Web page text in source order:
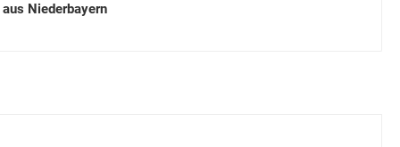
Niederbayern